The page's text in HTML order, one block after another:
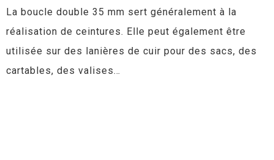
La boucle double 35 mm sert généralement à la
réalisation de ceintures. Elle peut également être
utilisée sur des lanières de cuir pour des sacs, des
cartables, des valises…